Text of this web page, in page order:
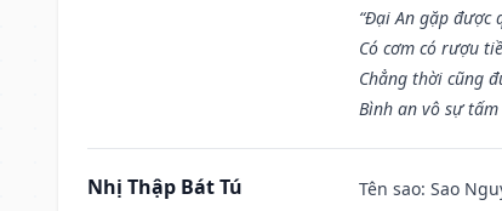
“Đại An gặp được
Có cơm có rượu
Chẳng thời cũng
Bình an vô sự
Nhị Thập Bát Tú Tên sao: Sao